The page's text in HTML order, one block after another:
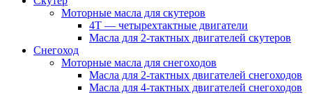
Моторные масла для скутеров
4Т — четырехтактные двигатели
Масла для 2-тактных двигателей скутеров
Снегоход
Моторные масла для снегоходов
Масла для 2-тактных двигателей снегоходов
Масла для 4-тактных двигателей снегоходов